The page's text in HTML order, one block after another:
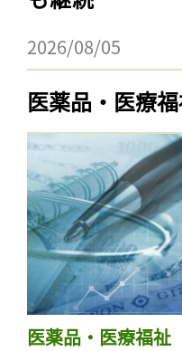
2026/08/05
医薬品・医療
医薬品・医療福祉